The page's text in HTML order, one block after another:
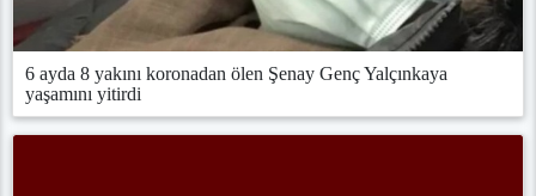
6 ayda 8 yakını koronadan ölen Şenay Genç Yalçınkaya
yaşamını yitirdi